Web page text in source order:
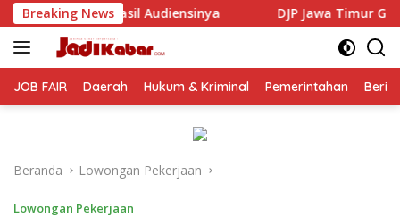
Langsung
ke
konten
Breaking NewsDJP Jawa Timur Gandeng GP Ansor Tingkatkan
JOB FAIR Daerah Hukum & Kriminal Pemerintahan
Beranda Lowongan Pekerjaan
Lowongan Pekerjaan